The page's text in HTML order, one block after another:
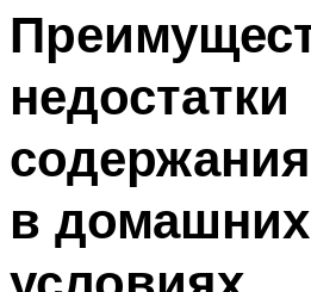
недостатки
в домашних